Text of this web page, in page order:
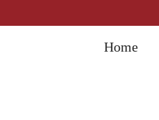
Home